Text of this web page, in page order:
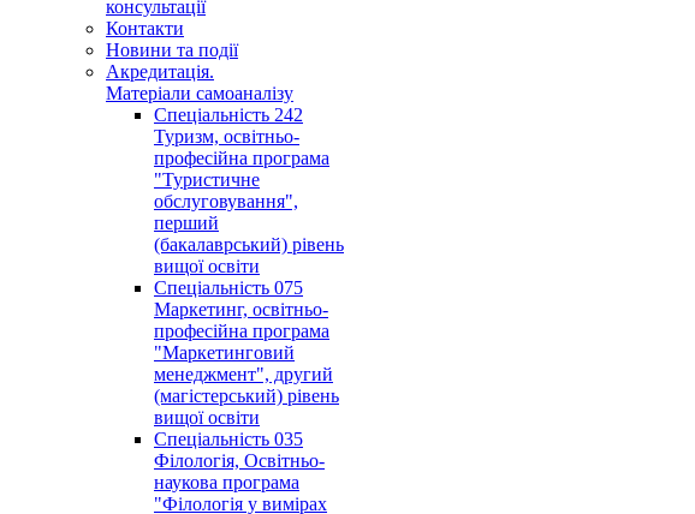
консультації
Контакти
Новини та події
Акредитація.
Матеріали самоаналізу
Спеціальність 242
Туризм, освітньо-
професійна програма
"Туристичне
обслуговування",
перший
(бакалаврський) рівень
вищої освіти
Спеціальність 075
Маркетинг, освітньо-
професійна програма
"Маркетинговий
менеджмент", другий
(магістерський) рівень
вищої освіти
Спеціальність 035
Філологія, Освітньо-
наукова програма
"Філологія у вимірах